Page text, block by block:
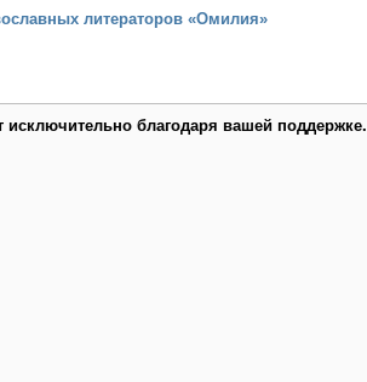
литераторов «Омилия»
исключительно благодаря вашей поддержке.